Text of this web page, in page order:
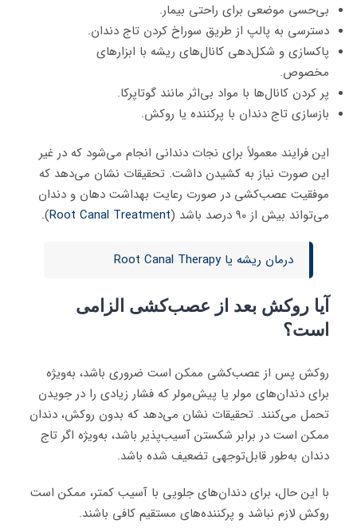
بی‌حسی موضعی برای راحتی بیمار.
دسترسی به پالپ از طریق سوراخ کردن تاج دندان.
پاکسازی و شکل‌دهی کانال‌های ریشه با ابزارهای
مخصوص.
پر کردن کانال‌ها با مواد بی‌اثر مانند گوتاپرکا.
بازسازی تاج دندان با پرکننده یا روکش.
این فرایند معمولاً برای نجات دندانی انجام می‌شود که در غیر
این صورت نیاز به کشیدن داشت. تحقیقات نشان می‌دهد که
موفقیت عصب‌کشی در صورت رعایت بهداشت دهان و دندان
می‌تواند بیش از 90 درصد باشد (
Root Canal Treatment
).
درمان ریشه یا Root Canal Therapy
آیا روکش بعد از عصب‌کشی الزامی
است؟
روکش پس از عصب‌کشی ممکن است ضروری باشد، به‌ویژه
برای دندان‌های مولر یا پیش‌مولر که فشار زیادی را در جویدن
تحمل می‌کنند. تحقیقات نشان می‌دهد که بدون روکش، دندان
ممکن است در برابر شکستن آسیب‌پذیر باشد، به‌ویژه اگر تاج
دندان به‌طور قابل‌توجهی تضعیف شده باشد.
با این حال، برای دندان‌های جلویی با آسیب کمتر، ممکن است
روکش لازم نباشد و پرکننده‌های مستقیم کافی باشند.